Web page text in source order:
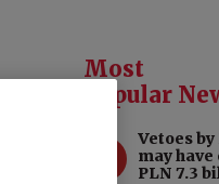
Most
Popular
Vetoes
may
PLN 7.3